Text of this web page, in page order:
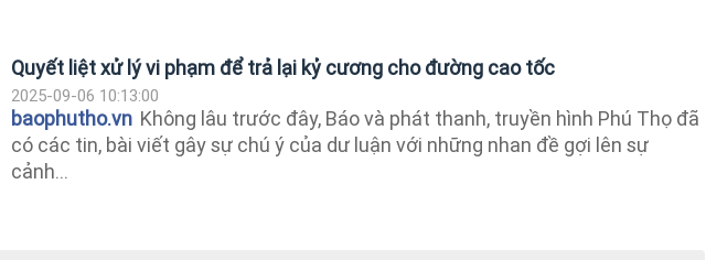
Quyết liệt xử lý vi phạm để trả lại kỷ cương cho đường cao tốc
2025-09-06 10:13:00
baophutho.vn Không lâu trước đây, Báo và phát thanh, truyền hình Phú Thọ đã
có các tin, bài viết gây sự chú ý của dư luận với những nhan đề gợi lên sự
cảnh...